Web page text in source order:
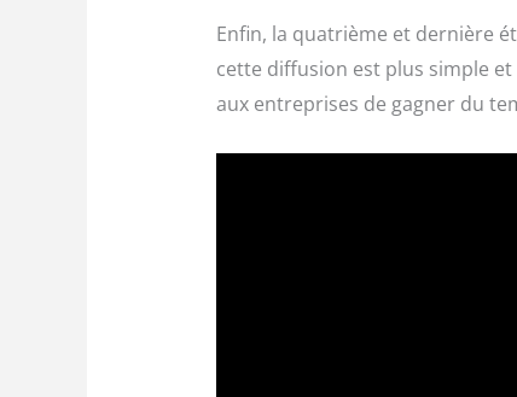
Enfin, la quatrième et dernière
cette diffusion est plus simple
aux entreprises de gagner du